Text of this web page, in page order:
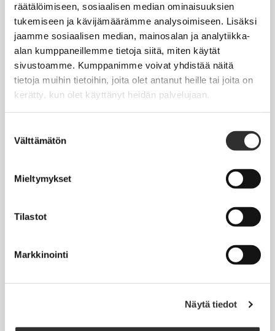
räätälöimiseen, sosiaalisen median ominaisuuksien
tukemiseen ja kävijämäärämme analysoimiseen. Lisäksi
jaamme sosiaalisen median, mainosalan ja analytiikka-
alan kumppaneillemme tietoja siitä, miten käytät
sivustoamme. Kumppanimme voivat yhdistää näitä
tietoja muihin tietoihin, joita olet antanut heille tai joita on
kerätty, kun olet käyttänyt heidän palvelujaan.
valinta
Välttämätön
Mieltymykset
Tilastot
Markkinointi
Näytä tiedot
Crux-lehti
JOBI
TYÖELÄMÄOPAS
Työnhaku
KirVESTES 2025-2028, KJTES sekä muut työ- ja
Palkkaus
Työttömyys ja lomautukset